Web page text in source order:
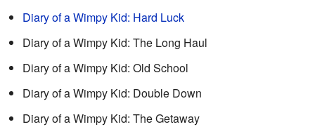
Diary of a Wimpy Kid: Hard Luck
Diary of a Wimpy Kid: The Long Haul
Diary of a Wimpy Kid: Old School
Diary of a Wimpy Kid: Double Down
Diary of a Wimpy Kid: The Getaway